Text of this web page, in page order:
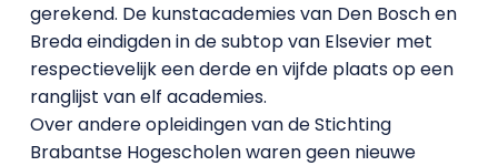
gerekend. De kunstacademies van Den Bosch en
Breda eindigden in de subtop van Elsevier met
respectievelijk een derde en vijfde plaats op een
ranglijst van elf academies.
Over andere opleidingen van de Stichting
Brabantse Hogescholen waren geen nieuwe